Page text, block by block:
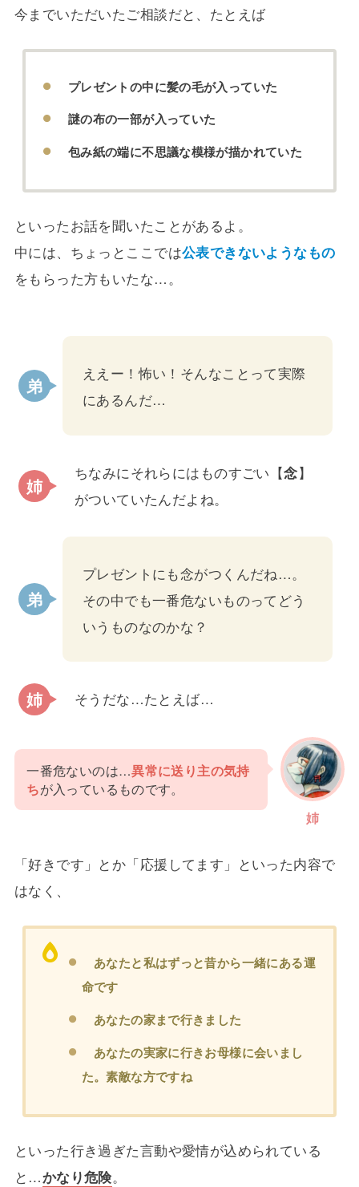
今までいただいたご相談だと、たとえば
プレゼントの中に髪の毛が入っていた
謎の布の一部が入っていた
包み紙の端に不思議な模様が描かれていた
といったお話を聞いたことがあるよ。
中には、ちょっとここでは公表できないようなもの
をもらった方もいたな…。
ええー！怖い！そんなことって実際
にあるんだ…
ちなみにそれらにはものすごい【念】
がついていたんだよね。
プレゼントにも念がつくんだね…。
その中でも一番危ないものってどう
いうものなのかな？
そうだな…たとえば…
姉
一番危ないのは…異常に送り主の気持
ちが入っているものです。
「好きです」とか「応援してます」といった内容で
はなく、
あなたと私はずっと昔から一緒にある運
命です
あなたの家まで行きました
あなたの実家に行きお母様に会いまし
た。素敵な方ですね
といった行き過ぎた言動や愛情が込められている
と…かなり危険。